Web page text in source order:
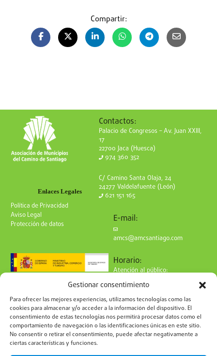
Gestionar consentimiento
Para ofrecer las mejores experiencias, utilizamos tecnologías como las
cookies para almacenar y/o acceder a la información del dispositivo. El
consentimiento de estas tecnologías nos permitirá procesar datos como el
comportamiento de navegación o las identificaciones únicas en este sitio.
No consentir o retirar el consentimiento, puede afectar negativamente a
ciertas características y funciones.
Compartir:
Enlaces Legales
Política de Privacidad
Aviso Legal
Protección de datos
Contactos:
Palacio de Congresos – Av. Juan XXIII,
17
22700 Jaca (Huesca)
974 360 352
C/ Camino Santa Olaja, 24
24277 Valdelafuente (León)
621 151 165
E-mail:
amcs@amcsantiago.com
Horario:
Atención al público:
de 9 a 15h
Síguenos en redes:
Suscríbete a nuestro boletín